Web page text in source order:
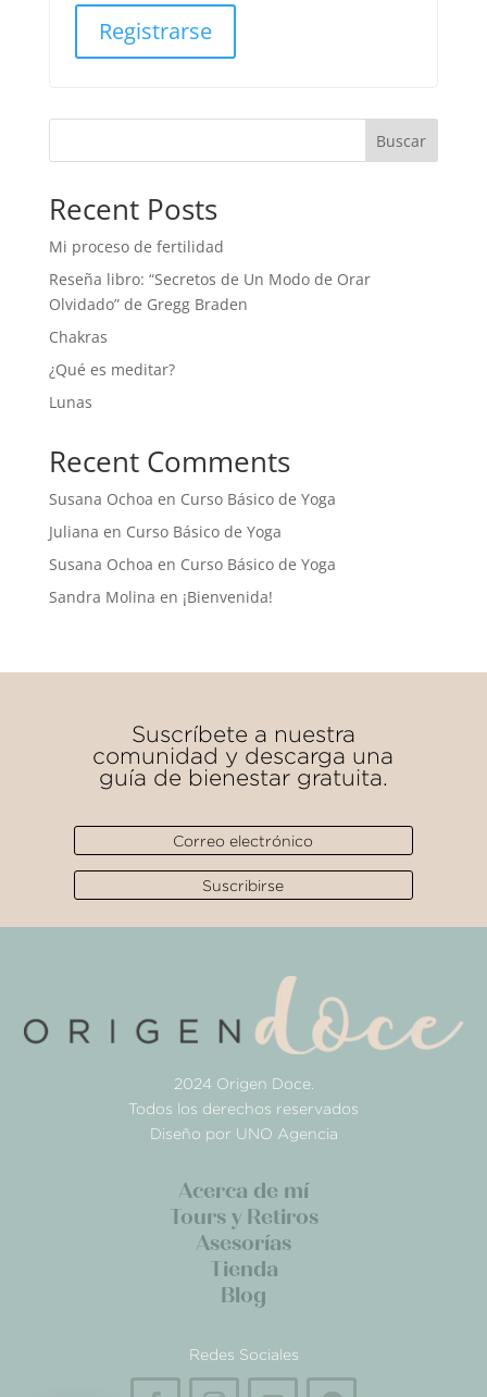
Registrarse
Buscar
Recent Posts
Mi proceso de fertilidad
Reseña libro: “Secretos de Un Modo de Orar
Olvidado” de Gregg Braden
Chakras
¿Qué es meditar?
Lunas
Recent Comments
Susana Ochoa en Curso Básico de Yoga
Juliana en Curso Básico de Yoga
Susana Ochoa en Curso Básico de Yoga
Sandra Molina en ¡Bienvenida!
Suscríbete a nuestra
comunidad y descarga una
guía de bienestar gratuita.
Suscribirse
2024 Origen Doce.
Todos los derechos reservados
Diseño por UNO Agencia
Acerca de mí
Tours y Retiros
Asesorías
Tienda
Blog
Redes Sociales